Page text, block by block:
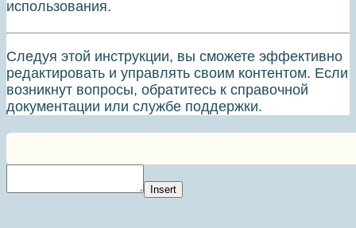
использования.
Следуя этой инструкции, вы сможете эффективно
редактировать и управлять своим контентом. Если
возникнут вопросы, обратитесь к справочной
документации или службе поддержки.
Insert